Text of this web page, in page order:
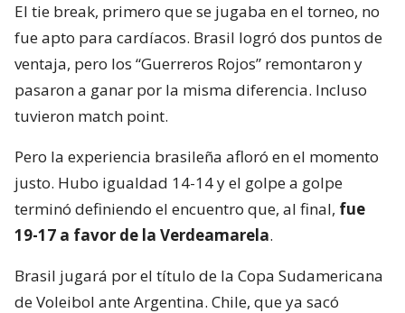
El tie break, primero que se jugaba en el torneo, no
fue apto para cardíacos. Brasil logró dos puntos de
ventaja, pero los “Guerreros Rojos” remontaron y
pasaron a ganar por la misma diferencia. Incluso
tuvieron match point.
Pero la experiencia brasileña afloró en el momento
justo. Hubo igualdad 14-14 y el golpe a golpe
terminó definiendo el encuentro que, al final, fue
19-17 a favor de la Verdeamarela.
Brasil jugará por el título de la Copa Sudamericana
de Voleibol ante Argentina. Chile, que ya sacó